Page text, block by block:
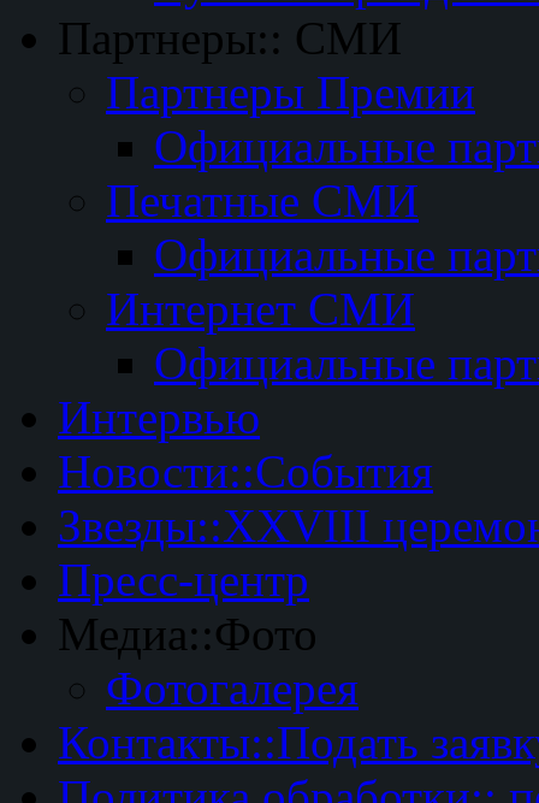
Партнеры:: СМИ
Партнеры Премии
Официальные
Печатные СМИ
Официальные
Интернет СМИ
Официальные
Интервью
Новости::События
Звезды::XXVIII
Пресс-центр
Медиа::Фото
Фотогалерея
Контакты::Подать